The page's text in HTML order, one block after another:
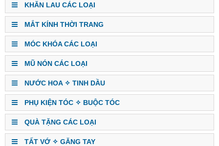
KHĂN LAU CÁC LOẠI
MẮT KÍNH THỜI TRANG
MÓC KHÓA CÁC LOẠI
MŨ NÓN CÁC LOẠI
NƯỚC HOA ✧ TINH DẦU
PHỤ KIỆN TÓC ✧ BUỘC TÓC
QUÀ TẶNG CÁC LOẠI
TẤT VỚ ✧ GĂNG TAY